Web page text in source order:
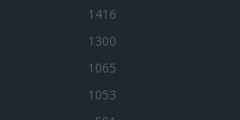
1416
1300
1065
1053